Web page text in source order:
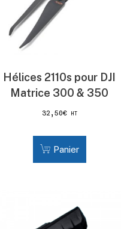
Hélices 2110s pour DJI
Matrice 300 & 350
32,50€ HT
Panier